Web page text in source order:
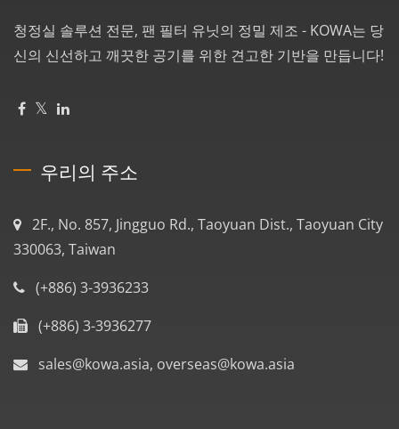
청정실 솔루션 전문, 팬 필터 유닛의 정밀 제조 - KOWA는 당
신의 신선하고 깨끗한 공기를 위한 견고한 기반을 만듭니다!
우리의 주소
2F., No. 857, Jingguo Rd., Taoyuan Dist., Taoyuan City
330063, Taiwan
(+886) 3-3936233
(+886) 3-3936277
sales@kowa.asia, overseas@kowa.asia